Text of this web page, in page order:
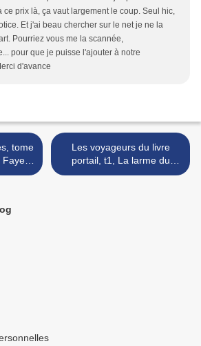
ce prix là, ça vaut largement le coup. Seul hic,
Et j'ai beau chercher sur le net je ne la
Pourriez vous me la scannée,
pour que je puisse l'ajouter à notre
d'avance
Faye
Les voyageurs du livre
portail, t1, La larme du
saule, de Sophie Moulay